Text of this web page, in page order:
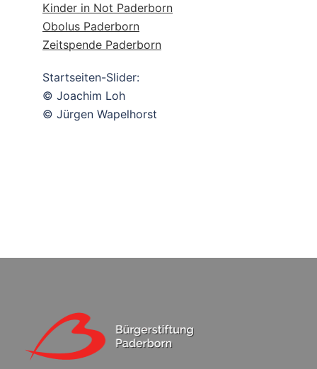
Kinder in Not Paderborn
Obolus Paderborn
Zeitspende Paderborn
Startseiten-Slider:
© Joachim Loh
© Jürgen Wapelhorst